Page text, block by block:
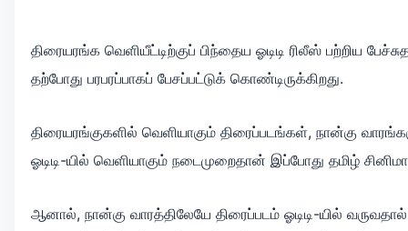
திரையரங்க வெளியீட்டிற்குப் பிந்தைய ஓடிடி ரிலீஸ் பற்றிய
தற்போது பரபரப்பாகப் பேசப்பட்டுக் கொண்டிருக்கிறது.
திரையரங்குகளில் வெளியாகும் திரைப்படங்கள், நான்கு
ஓடிடி-யில் வெளியாகும் நடைமுறைதான் இப்போது தமிழ்
ஆனால், நான்கு வாரத்திலேயே திரைப்படம் ஓடிடி-யில்